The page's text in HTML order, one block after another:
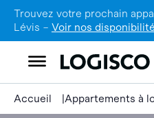
Trouvez votre prochain
Lévis – Voir nos
Accueil Appartements à